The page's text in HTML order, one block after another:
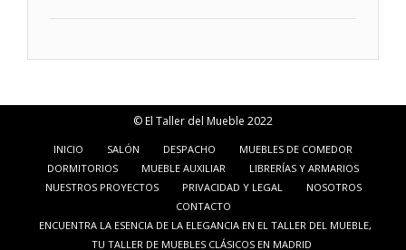
© El Taller del Mueble 2022
INICIO SALÓN DESPACHO
MUEBLES DE COMEDOR
DORMITORIOS
MUEBLE AUXILIAR
LIBRERÍAS Y ARMARIOS
NUESTROS PROYECTOS
PRIVACIDAD Y LEGAL
NOSOTROS
CONTACTO
ENCUENTRA LA ESENCIA DE LA ELEGANCIA EN EL TALLER DEL MUEBLE,
TU TALLER DE MUEBLES CLÁSICOS EN MADRID